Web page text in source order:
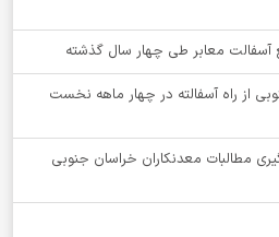
جنوبی از راه آسفالته در چهار ماهه نخست
مطالبات معدنکاران خراسان جنوبی